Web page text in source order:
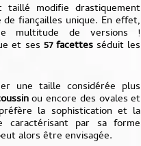
modifie drastiquement
fiançailles unique. En effet,
multitude de versions !
et ses 57 facettes séduit les
une taille considérée plus
ou encore des ovales et
la sophistication et la
caractérisant par sa forme
alors être envisagée.